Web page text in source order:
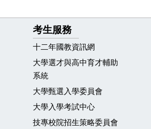
考生服務
十二年國教資訊網
大學選才與高中育才輔助
系統
大學甄選入學委員會
大學入學考試中心
技專校院招生策略委員會